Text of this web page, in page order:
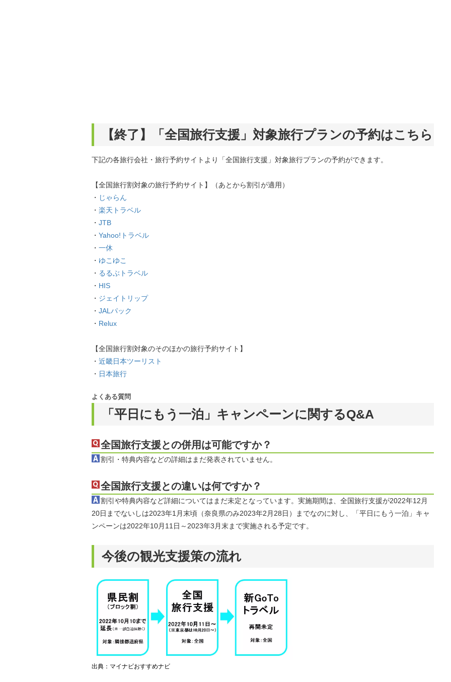
【終了】「全国旅行支援」対象旅行プランの予約はこちら
下記の各旅行会社・旅行予約サイトより「全国旅行支援」対象旅行プランの予約ができます。
【全国旅行割対象の旅行予約サイト】（あとから割引が適用）
・ じゃらん
・ 楽天トラベル
・ JTB
・ Yahoo!トラベル
・ 一休
・ ゆこゆこ
・ るるぶトラベル
・ HIS
・ ジェイトリップ
・ JALパック
・ Relux
【全国旅行割対象のそのほかの旅行予約サイト】
・ 近畿日本ツーリスト
・ 日本旅行
「平日にもう一泊」キャンペーンに関するQ&A
よくある質問
全国旅行支援との併用は可能ですか？
割引・特典内容などの詳細はまだ発表されていません。
全国旅行支援との違いは何ですか？
割引や特典内容など詳細についてはまだ未定となっています。実施期間は、全国旅行支援が2022年12月
20日までないしは2023年1月末頃（奈良県のみ2023年2月28日）までなのに対し、「平日にもう一泊」キャ
ンペーンは2022年10月11日～2023年3月末まで実施される予定です。
今後の観光支援策の流れ
出典：マイナビおすすめナビ